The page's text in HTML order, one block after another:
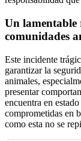
Un lamentable
comunidades
Este incidente
garantizar la
animales,
presentar
encuentra en
comprometidas en
como esta no se